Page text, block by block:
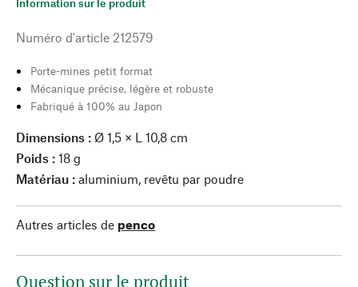
Information sur le produit
Numéro d'article 212579
Porte-mines petit format
Mécanique précise, légère et robuste
Fabriqué à 100% au Japon
Dimensions : Ø 1,5 × L 10,8 cm
Poids : 18 g
Matériau : aluminium, revêtu par poudre
Autres articles de penco
Question sur le produit